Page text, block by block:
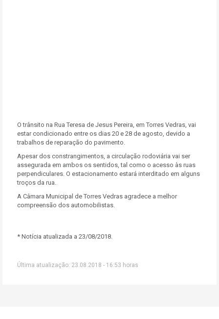
O trânsito na Rua Teresa de Jesus Pereira, em Torres Vedras, vai
estar condicionado entre os dias 20 e 28 de agosto, devido a
trabalhos de reparação do pavimento.
Apesar dos constrangimentos, a circulação rodoviária vai ser
assegurada em ambos os sentidos, tal como o acesso às ruas
perpendiculares. O estacionamento estará interditado em alguns
troços da rua.
A Câmara Municipal de Torres Vedras agradece a melhor
compreensão dos automobilistas.
* Notícia atualizada a 23/08/2018.
Última atualização: 23.08.2018 - 16:53 horas